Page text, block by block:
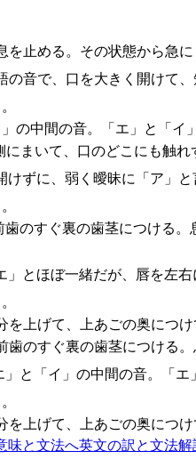
を止める。その状態から急
の音で、口を大きく開けて
の中間の音。「エ」と「イ
にまいて、口のどこにも触
けずに、弱く曖昧に「ア」と
歯のすぐ裏の歯茎につける
」とほぼ一緒だが、唇を左
を上げて、上あごの奥につ
歯のすぐ裏の歯茎につける
」と「イ」の中間の音。「
を上げて、上あごの奥につ
味と文法へ英文の訳と文法